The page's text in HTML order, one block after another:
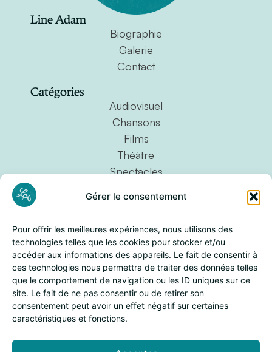
Gérer le consentement
Pour offrir les meilleures expériences, nous utilisons des
technologies telles que les cookies pour stocker et/ou
accéder aux informations des appareils. Le fait de consentir à
ces technologies nous permettra de traiter des données telles
que le comportement de navigation ou les ID uniques sur ce
site. Le fait de ne pas consentir ou de retirer son
consentement peut avoir un effet négatif sur certaines
caractéristiques et fonctions.
Line Adam
Biographie
Galerie
Contact
Catégories
Audiovisuel
Chansons
Films
Théàtre
Spectacles
Projets personnels
Opéras
Rôle
Compositions
Arrangements
Légal
Mentions légales